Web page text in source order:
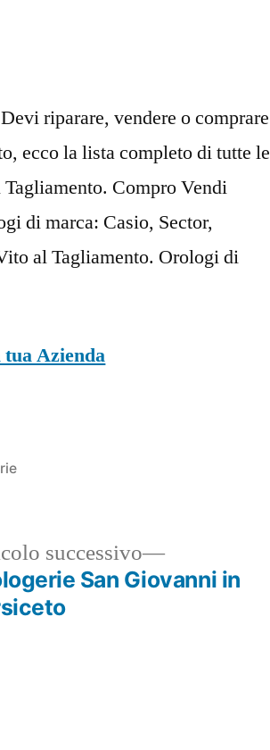
riparare, vendere o comprare
ecco la lista completo di tutte le
Compro Vendi
di marca: Casio, Sector,
al Tagliamento. Orologi di
Azienda
successivo
Articolo
successivo:
San Giovanni in